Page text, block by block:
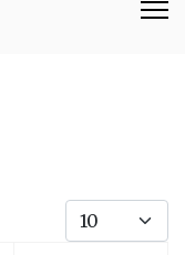
Tételek #